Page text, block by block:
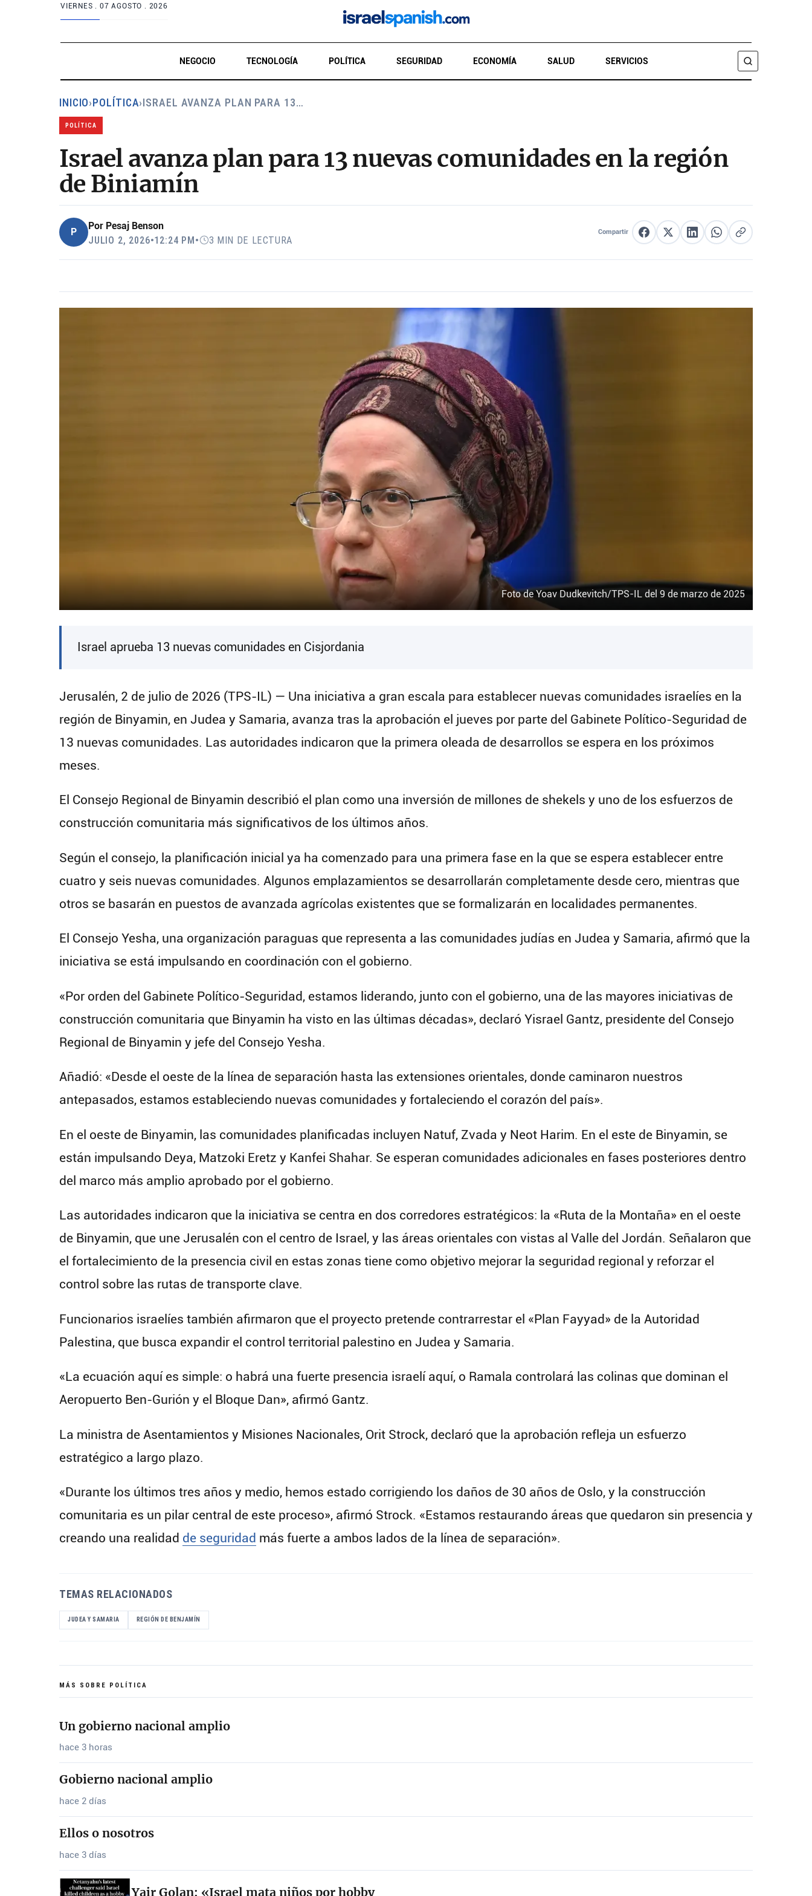
VIERNES . 07 AGOSTO . 2026
NEGOCIO TECNOLOGÍA POLÍTICA SEGURIDAD ECONOMÍA SALUD SERVICIOS
INICIO›POLÍTICA›ISRAEL AVANZA PLAN PARA 13…
POLÍTICA
Israel avanza plan para 13 nuevas comunidades en la región
de Biniamín
P
Por Pesaj Benson
JULIO 2, 2026•12:24 PM• 3 MIN DE LECTURA
Compartir Compartir en Facebook
Compartir en X
Compartir en LinkedIn
Compartir en WhatsApp
Copiar enlace
Foto de Yoav Dudkevitch/TPS-IL del 9 de marzo de 2025
Israel aprueba 13 nuevas comunidades en Cisjordania
Jerusalén, 2 de julio de 2026 (TPS-IL) — Una iniciativa a gran escala para establecer nuevas comunidades israelíes en la
región de Binyamin, en Judea y Samaria, avanza tras la aprobación el jueves por parte del Gabinete Político-Seguridad de
13 nuevas comunidades. Las autoridades indicaron que la primera oleada de desarrollos se espera en los próximos
meses.
El Consejo Regional de Binyamin describió el plan como una inversión de millones de shekels y uno de los esfuerzos de
construcción comunitaria más significativos de los últimos años.
Según el consejo, la planificación inicial ya ha comenzado para una primera fase en la que se espera establecer entre
cuatro y seis nuevas comunidades. Algunos emplazamientos se desarrollarán completamente desde cero, mientras que
otros se basarán en puestos de avanzada agrícolas existentes que se formalizarán en localidades permanentes.
El Consejo Yesha, una organización paraguas que representa a las comunidades judías en Judea y Samaria, afirmó que la
iniciativa se está impulsando en coordinación con el gobierno.
«Por orden del Gabinete Político-Seguridad, estamos liderando, junto con el gobierno, una de las mayores iniciativas de
construcción comunitaria que Binyamin ha visto en las últimas décadas», declaró Yisrael Gantz, presidente del Consejo
Regional de Binyamin y jefe del Consejo Yesha.
Añadió: «Desde el oeste de la línea de separación hasta las extensiones orientales, donde caminaron nuestros
antepasados, estamos estableciendo nuevas comunidades y fortaleciendo el corazón del país».
En el oeste de Binyamin, las comunidades planificadas incluyen Natuf, Zvada y Neot Harim. En el este de Binyamin, se
están impulsando Deya, Matzoki Eretz y Kanfei Shahar. Se esperan comunidades adicionales en fases posteriores dentro
del marco más amplio aprobado por el gobierno.
Las autoridades indicaron que la iniciativa se centra en dos corredores estratégicos: la «Ruta de la Montaña» en el oeste
de Binyamin, que une Jerusalén con el centro de Israel, y las áreas orientales con vistas al Valle del Jordán. Señalaron que
el fortalecimiento de la presencia civil en estas zonas tiene como objetivo mejorar la seguridad regional y reforzar el
control sobre las rutas de transporte clave.
Funcionarios israelíes también afirmaron que el proyecto pretende contrarrestar el «Plan Fayyad» de la Autoridad
Palestina, que busca expandir el control territorial palestino en Judea y Samaria.
«La ecuación aquí es simple: o habrá una fuerte presencia israelí aquí, o Ramala controlará las colinas que dominan el
Aeropuerto Ben-Gurión y el Bloque Dan», afirmó Gantz.
La ministra de Asentamientos y Misiones Nacionales, Orit Strock, declaró que la aprobación refleja un esfuerzo
estratégico a largo plazo.
«Durante los últimos tres años y medio, hemos estado corrigiendo los daños de 30 años de Oslo, y la construcción
comunitaria es un pilar central de este proceso», afirmó Strock. «Estamos restaurando áreas que quedaron sin presencia y
creando una realidad de seguridad más fuerte a ambos lados de la línea de separación».
TEMAS RELACIONADOS
JUDEA Y SAMARIA REGIÓN DE BENJAMÍN
MÁS SOBRE POLÍTICA
Un gobierno nacional amplio
hace 3 horas
Gobierno nacional amplio
hace 2 días
Ellos o nosotros
hace 3 días
Yair Golan: «Israel mata niños por hobby